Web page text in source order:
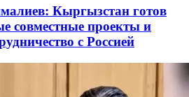
Кыргызстан готов
совместные проекты и
с Россией